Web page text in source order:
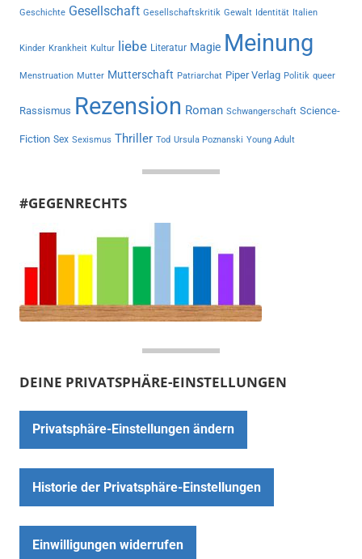
Geschichte Gesellschaft Gesellschaftskritik Gewalt Identität Italien
Kinder Krankheit Kultur liebe Literatur Magie Meinung
Menstruation Mutter Mutterschaft Patriarchat Piper Verlag Politik queer
Rassismus Rezension Roman Schwangerschaft Science-
Fiction Sex Sexismus Thriller Tod Ursula Poznanski Young Adult
#GEGENRECHTS
DEINE PRIVATSPHÄRE-EINSTELLUNGEN
Privatsphäre-Einstellungen ändern
Historie der Privatsphäre-Einstellungen
Einwilligungen widerrufen